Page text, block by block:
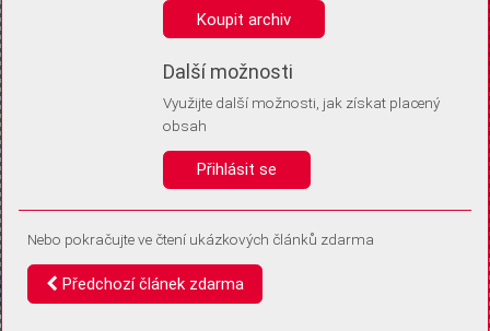
Anonymní unikátní ID
Díky němu příště poznáme, že se jedná o stejné zařízení, a
Identifikátor je zcela anonymní.
Vaše souhlasy a odmítnutí si ukládáme do vašeho zařízení, abychom se
vás už příště znovu neptali. Můžete je kdykoli později upravit ve Správě
Koupit archiv
Další možnosti
Využijte další možnosti, jak získat placený
obsah
Přihlásit se
Nebo pokračujte ve čtení ukázkových článků zdarma
Předchozí článek zdarma